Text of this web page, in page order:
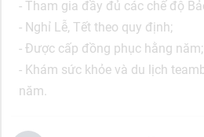
- Tham gia đầy đủ các chế độ
- Nghỉ Lễ, Tết theo quy định;
- Được cấp đồng phục hằng năm;
- Khám sức khỏe và du lịch
năm.